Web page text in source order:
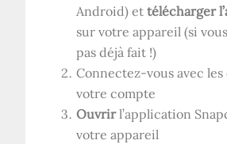
Android) ettélécharger
sur votre appareil (si vous
pas déjà fait !)
Connectez-vous avec les
votre compte
Ouvrirl’application
votre appareil